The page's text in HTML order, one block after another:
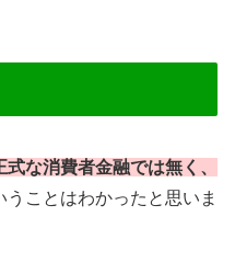
な消費者金融では無く、
うことはわかったと思いま